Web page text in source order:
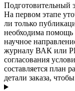
Подготовительный
На первом этапе
ли только
необходима помощь
научное
журналу ВАК или
согласования
составляется план
детали заказа,